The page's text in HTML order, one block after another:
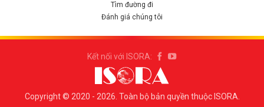
Tìm đường đi
Đánh giá chúng tôi
Kết nối với ISORA:
Copyright © 2020 - 2026. Toàn bộ bản quyền thuộc ISORA.